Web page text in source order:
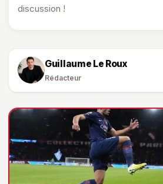
discussion !
Guillaume Le Roux
Rédacteur